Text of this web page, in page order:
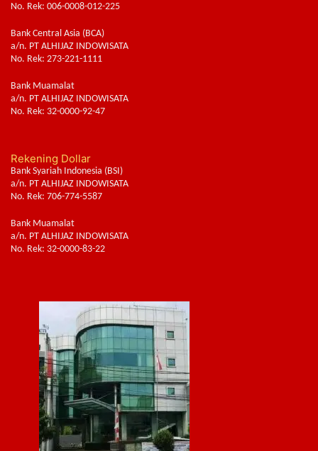
No. Rek: 006-0008-012-225
Bank Central Asia (BCA)
a/n. PT ALHIJAZ INDOWISATA
No. Rek: 273-221-1111
Bank Muamalat
a/n. PT ALHIJAZ INDOWISATA
No. Rek: 32-0000-92-47
Rekening Dollar
Bank Syariah Indonesia (BSI)
a/n. PT ALHIJAZ INDOWISATA
No. Rek: 706-774-5587
Bank Muamalat
a/n. PT ALHIJAZ INDOWISATA
No. Rek: 32-0000-83-22